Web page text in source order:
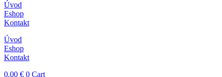
Úvod
Eshop
Kontakt
Úvod
Eshop
Kontakt
0,00 € 0 Cart